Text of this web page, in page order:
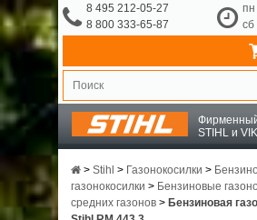
8 495 212-05-27
8 800 333-65-87
пн
сб
STIHL и
STIHL
VIKING
> Stihl > Газонокосилки >
газонокосилки > Бензиновые
средних газонов > Бензиновая